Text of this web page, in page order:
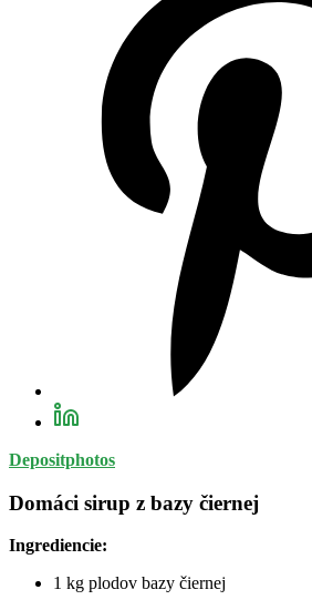
Depositphotos
Domáci sirup z bazy čiernej
Ingrediencie:
1 kg plodov bazy čiernej